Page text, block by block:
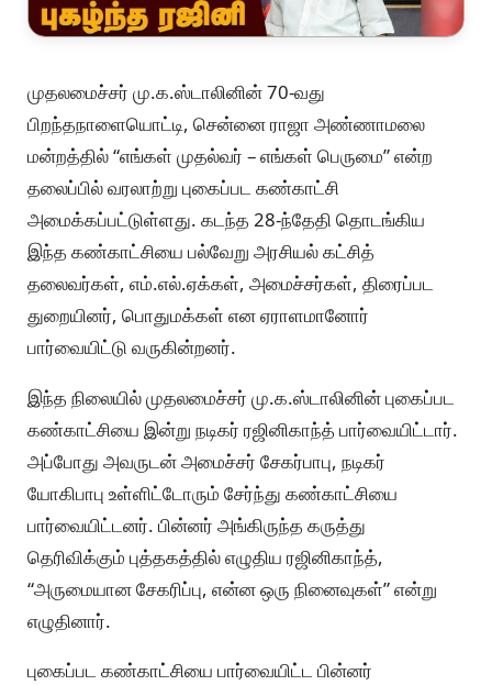
முதலமைச்சர் மு.க.ஸ்டாலினின் 70-வது
பிறந்தநாளையொட்டி, சென்னை ராஜா அண்ணாமலை
மன்றத்தில் “எங்கள் முதல்வர் – எங்கள் பெருமை” என்ற
தலைப்பில் வரலாற்று புகைப்பட கண்காட்சி
அமைக்கப்பட்டுள்ளது. கடந்த 28-ந்தேதி தொடங்கிய
இந்த கண்காட்சியை பல்வேறு அரசியல் கட்சித்
தலைவர்கள், எம்.எல்.ஏக்கள், அமைச்சர்கள், திரைப்பட
துறையினர், பொதுமக்கள் என ஏராளமானோர்
பார்வையிட்டு வருகின்றனர்.
இந்த நிலையில் முதலமைச்சர் மு.க.ஸ்டாலினின் புகைப்பட
கண்காட்சியை இன்று நடிகர் ரஜினிகாந்த் பார்வையிட்டார்.
அப்போது அவருடன் அமைச்சர் சேகர்பாபு, நடிகர்
யோகிபாபு உள்ளிட்டோரும் சேர்ந்து கண்காட்சியை
பார்வையிட்டனர். பின்னர் அங்கிருந்த கருத்து
தெரிவிக்கும் புத்தகத்தில் எழுதிய ரஜினிகாந்த்,
“அருமையான சேகரிப்பு, என்ன ஒரு நினைவுகள்” என்று
எழுதினார்.
புகைப்பட கண்காட்சியை பார்வையிட்ட பின்னர்